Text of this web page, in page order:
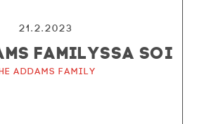
21.2.2023
FAMILYSSA SOI
Addams Family